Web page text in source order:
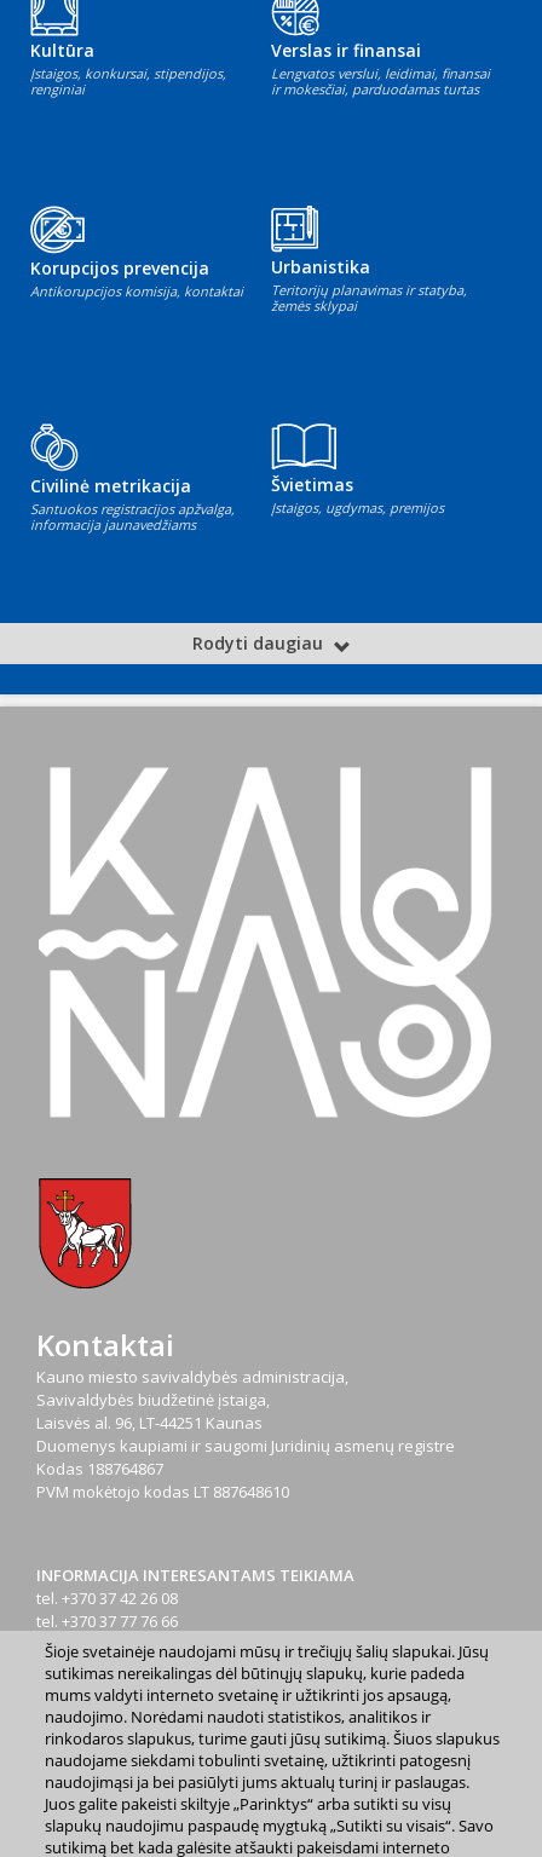
Kultūra
Įstaigos, konkursai, stipendijos,
renginiai
Verslas ir finansai
Lengvatos verslui, leidimai, finansai
ir mokesčiai, parduodamas turtas
Korupcijos prevencija
Antikorupcijos komisija, kontaktai
Urbanistika
Teritorijų planavimas ir statyba,
žemės sklypai
Civilinė metrikacija
Santuokos registracijos apžvalga,
informacija jaunavedžiams
Švietimas
Įstaigos, ugdymas, premijos
Rodyti daugiau
Kontaktai
Kauno miesto savivaldybės administracija,
Savivaldybės biudžetinė įstaiga,
Laisvės al. 96, LT-44251 Kaunas
Duomenys kaupiami ir saugomi Juridinių asmenų registre
Kodas 188764867
PVM mokėtojo kodas LT 887648610
INFORMACIJA INTERESANTAMS TEIKIAMA
tel. +370 37 42 26 08
tel. +370 37 77 76 66
tel. +370 660 07000
el. p.info@kaunas.lt
2023 m. Kauno miesto savivaldybė. Kopijuoti ir platinti
www.kaunas.lt skelbiamą informaciją be autorių sutikimo draudžiama.
Šioje svetainėje naudojami mūsų ir trečiųjų šalių slapukai. Jūsų
sutikimas nereikalingas dėl būtinųjų slapukų, kurie padeda
mums valdyti interneto svetainę ir užtikrinti jos apsaugą,
naudojimo. Norėdami naudoti statistikos, analitikos ir
rinkodaros slapukus, turime gauti jūsų sutikimą. Šiuos slapukus
naudojame siekdami tobulinti svetainę, užtikrinti patogesnį
naudojimąsi ja bei pasiūlyti jums aktualų turinį ir paslaugas.
Juos galite pakeisti skiltyje „Parinktys“ arba sutikti su visų
slapukų naudojimu paspaudę mygtuką „Sutikti su visais“. Savo
sutikimą bet kada galėsite atšaukti pakeisdami interneto